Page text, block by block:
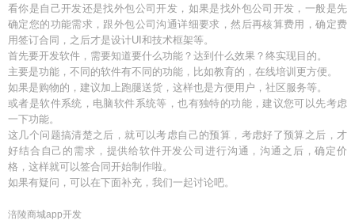
看你是自己开发还是找外包公司开发，如果是找外包公司开发，一般是先
确定您的功能需求，跟外包公司沟通详细要求，然后再核算费用，确定费
用签订合同，之后才是设计UI和技术框架等。
首先要开发软件，需要知道要什么功能？达到什么效果？终实现目的。
主要是功能，不同的软件有不同的功能，比如教育的，在线培训更方便。
如果是购物的，建议加上跑腿送货，这样也是方便用户，社区服务等。
或者是软件系统，电脑软件系统等，也有独特的功能，建议您可以先考虑
一下功能。
这几个问题搞清楚之后，就可以考虑自己的预算，考虑好了预算之后，才
好结合自己的需求，提供给软件开发公司进行沟通，沟通之后，确定价
格，这样就可以签合同开始制作啦。
如果有疑问，可以在下面补充，我们一起讨论吧。
涪陵商城app开发